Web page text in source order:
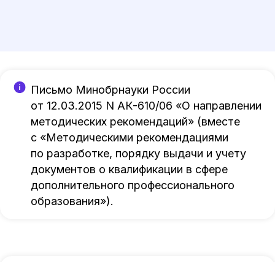
Письмо Минобрнауки России
от 12.03.2015 N АК-610/06 «О направлении
методических рекомендаций» (вместе
с «Методическими рекомендациями
по разработке, порядку выдачи и учету
документов о квалификации в сфере
дополнительного профессионального
образования»).